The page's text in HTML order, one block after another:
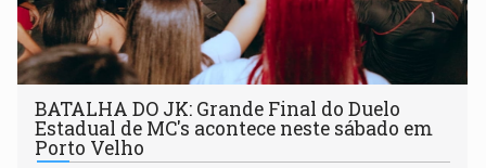
BATALHA DO JK: Grande Final do Duelo
Estadual de MC's acontece neste sábado em
Porto Velho